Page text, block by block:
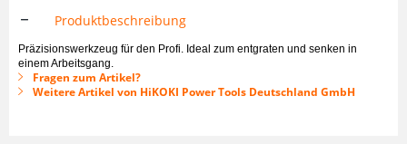
Produktbeschreibung
Präzisionswerkzeug für den Profi. Ideal zum entgraten und senken in
einem Arbeitsgang.
Fragen zum Artikel?
Weitere Artikel von HiKOKI Power Tools Deutschland GmbH